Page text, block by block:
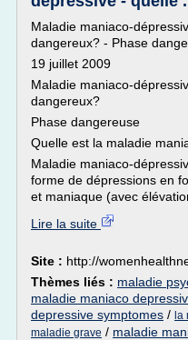
Maladie maniaco-
dangereux? - Phase
19 juillet 2009
Maladie maniaco-
dangereux?
Phase dangereuse
Quelle est la maladie
Maladie maniaco-
forme de dépressions en
et maniaque (avec
Lire la suite
Site : http://
Thèmes liés : maladie
maladie maniaco
depressive symptomes / la
maladie grave / maladie